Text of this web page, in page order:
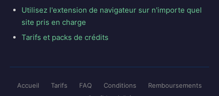
Utilisez l'extension de navigateur sur n'importe quel
site pris en charge
Tarifs et packs de crédits
Accueil Tarifs FAQ Conditions
Remboursements